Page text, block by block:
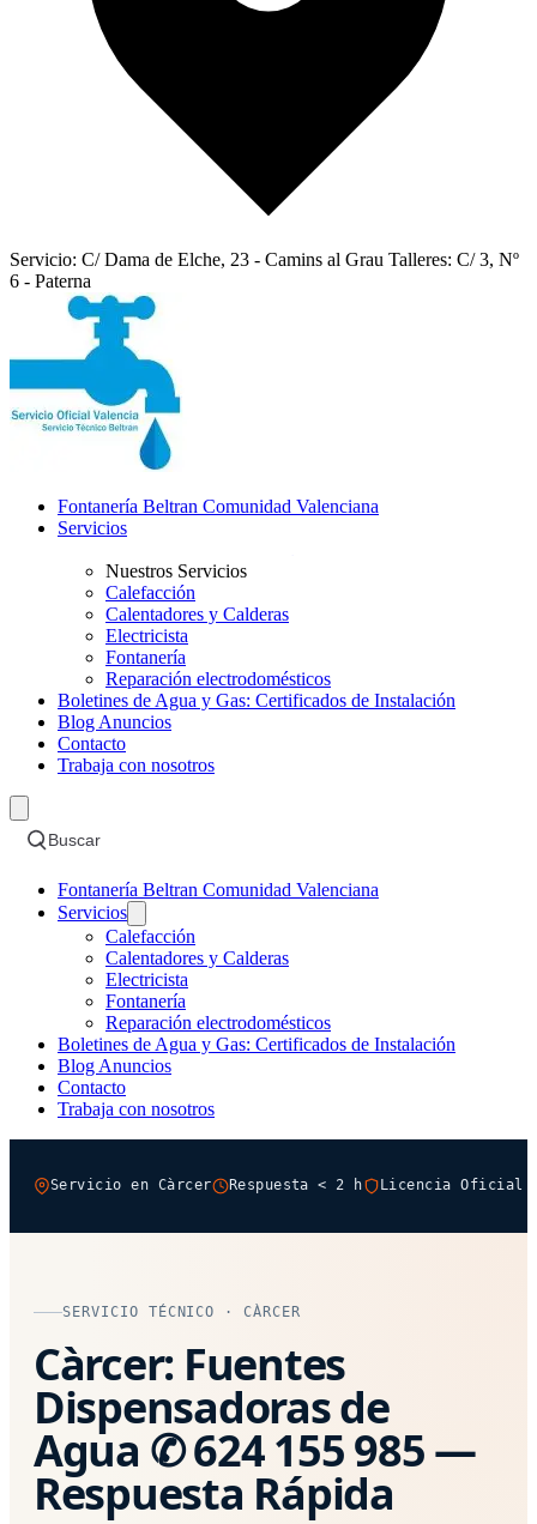
Servicio: C/ Dama de Elche, 23 - Camins al Grau Talleres: C/ 3, Nº
6 - Paterna
Fontanería Beltran Comunidad Valenciana
Servicios
Nuestros Servicios
Calefacción
Calentadores y Calderas
Electricista
Fontanería
Reparación electrodomésticos
Boletines de Agua y Gas: Certificados de Instalación
Blog Anuncios
Contacto
Trabaja con nosotros
Buscar
Fontanería Beltran Comunidad Valenciana
Servicios
Calefacción
Calentadores y Calderas
Electricista
Fontanería
Reparación electrodomésticos
Boletines de Agua y Gas: Certificados de Instalación
Blog Anuncios
Contacto
Trabaja con nosotros
Servicio en Càrcer Respuesta < 2 h Licencia Oficial
SERVICIO TÉCNICO · CÀRCER
Càrcer: Fuentes
Dispensadoras de
Agua ✆ 624 155 985 —
Respuesta Rápida